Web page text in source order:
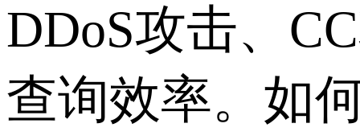
DDoS攻击、 CC
查询效率。如